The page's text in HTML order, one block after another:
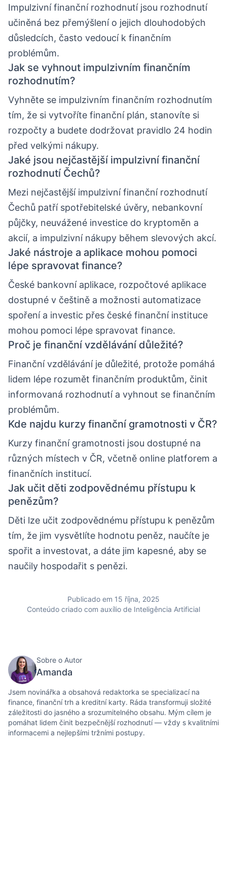
Impulzivní finanční rozhodnutí jsou rozhodnutí
učiněná bez přemýšlení o jejich dlouhodobých
důsledcích, často vedoucí k finančním
problémům.
Jak se vyhnout impulzivním finančním
rozhodnutím?
Vyhněte se impulzivním finančním rozhodnutím
tím, že si vytvoříte finanční plán, stanovíte si
rozpočty a budete dodržovat pravidlo 24 hodin
před velkými nákupy.
Jaké jsou nejčastější impulzivní finanční
rozhodnutí Čechů?
Mezi nejčastější impulzivní finanční rozhodnutí
Čechů patří spotřebitelské úvěry, nebankovní
půjčky, neuvážené investice do kryptoměn a
akcií, a impulzivní nákupy během slevových akcí.
Jaké nástroje a aplikace mohou pomoci
lépe spravovat finance?
České bankovní aplikace, rozpočtové aplikace
dostupné v češtině a možnosti automatizace
spoření a investic přes české finanční instituce
mohou pomoci lépe spravovat finance.
Proč je finanční vzdělávání důležité?
Finanční vzdělávání je důležité, protože pomáhá
lidem lépe rozumět finančním produktům, činit
informovaná rozhodnutí a vyhnout se finančním
problémům.
Kde najdu kurzy finanční gramotnosti v ČR?
Kurzy finanční gramotnosti jsou dostupné na
různých místech v ČR, včetně online platforem a
finančních institucí.
Jak učit děti zodpovědnému přístupu k
penězům?
Děti lze učit zodpovědnému přístupu k penězům
tím, že jim vysvětlíte hodnotu peněz, naučíte je
spořit a investovat, a dáte jim kapesné, aby se
naučily hospodařit s penězi.
Publicado em 15 října, 2025
Conteúdo criado com auxílio de Inteligência Artificial
Sobre o Autor
Amanda
Jsem novinářka a obsahová redaktorka se specializací na
finance, finanční trh a kreditní karty. Ráda transformuji složité
záležitosti do jasného a srozumitelného obsahu. Mým cílem je
pomáhat lidem činit bezpečnější rozhodnutí — vždy s kvalitními
informacemi a nejlepšími tržními postupy.